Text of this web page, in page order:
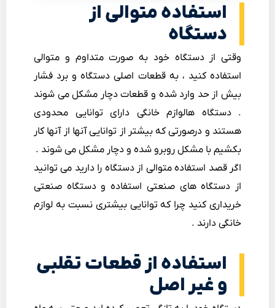
استفاده متوالی از
دستگاه
وقتی از دستگاه خود به صورت متداوم و متوالی
استفاده کنید ، به قطعات اصلی دستگاه و برد فشار
بیش از حد وارد شده و قطعات دچار مشکل می شوند
. دستگاه هالوازم خانگی دارای توانایی محدودی
هستند و درصورتی که بیشتر از توانایی آنها از آنها کار
بکشیم با مشکل روبرو شده و دچار مشکل می شوند .
اگر قصد استفاده متوالی از دستگاه را دارید می توانید
از دستگاه های صنعتی استفاده و دستگاه صنعتی
خریداری کنید چرا که توانایی بیشتری نسبت به لوازم
خانگی دارند .
استفاده از قطعات تقلبی
و غیر اصل